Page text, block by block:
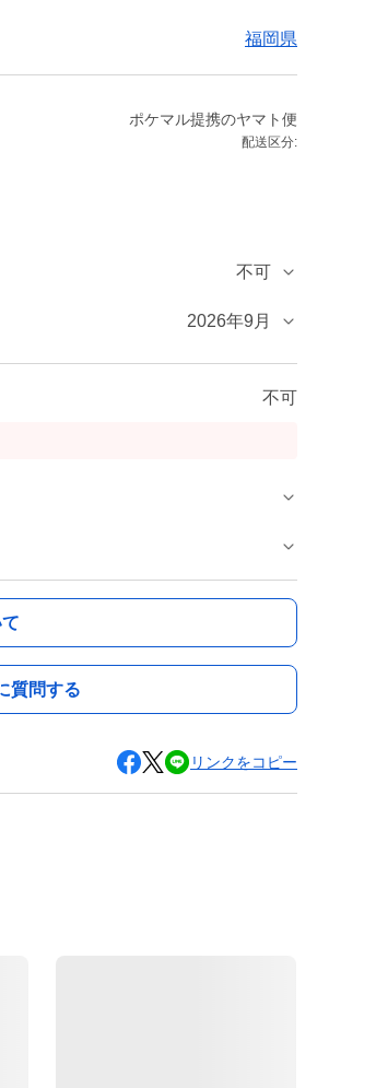
福岡県
ポケマル提携のヤマト便
配送区分:
不可
2026年9月
不可
質問する
リンクをコピー